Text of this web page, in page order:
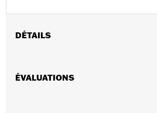
DÉTAILS
en équipement d’origine. Tous les
ÉVALUATIONS